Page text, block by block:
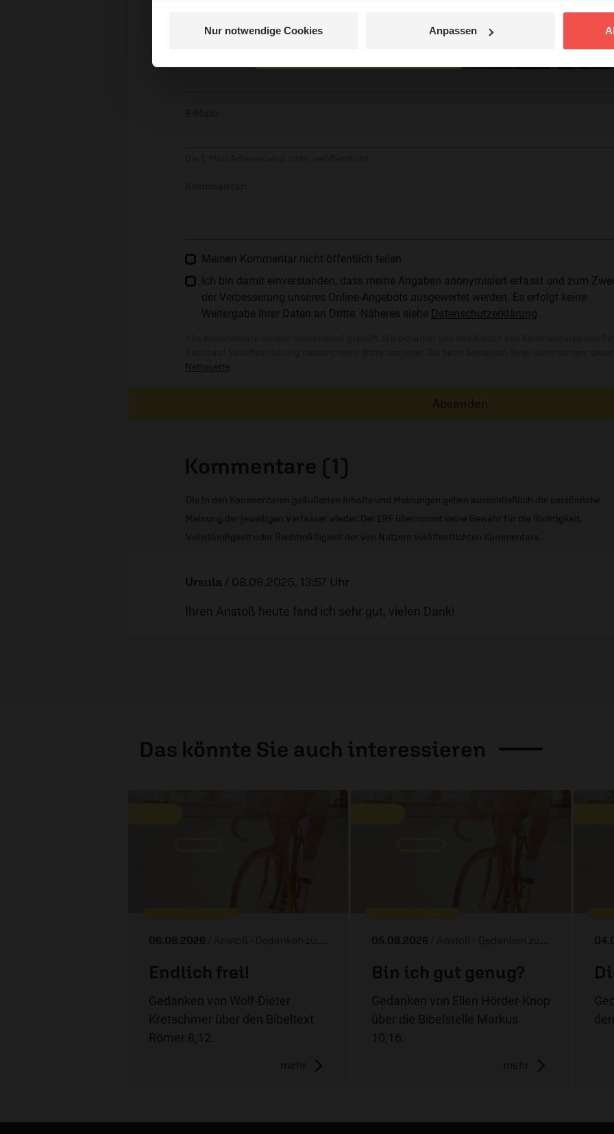
Nur notwendige Cookies Anpassen
Meinen Kommentar nicht öffentlich teilen.
Ich bin damit einverstanden, dass meine Angaben anonymisiert erfasst und zum
der Verbesserung unseres Online-Angebots ausgewertet werden. Es erfolgt keine
Weitergabe Ihrer Daten an Dritte. Näheres siehe Datenschutzerklärung
Netiquette
Absenden
Kommentare (1)
Die in den Kommentaren geäußerten Inhalte und Meinungen geben ausschließlich die persönliche
Meinung der jeweiligen Verfasser wieder. Der ERF übernimmt keine Gewähr für die Richtigkeit,
Vollständigkeit oder Rechtmäßigkeit der von Nutzern veröffentlichten Kommentare.
Ursula / 08.06.2025, 13:57 Uhr
Ihren Anstoß heute fand ich sehr gut, vielen Dank!
Das könnte Sie auch interessieren
06.08.2026 / Anstoß - Gedanken zum Tag
Endlich frei!
Gedanken von Wolf-Dieter
Kretschmer über den Bibeltext
Römer 8,12.
mehr
05.08.2026 / Anstoß - Gedanken zum Tag
Bin ich gut genug?
Gedanken von Ellen Hörder-Knop
über die Bibelstelle Markus
10,16.
mehr